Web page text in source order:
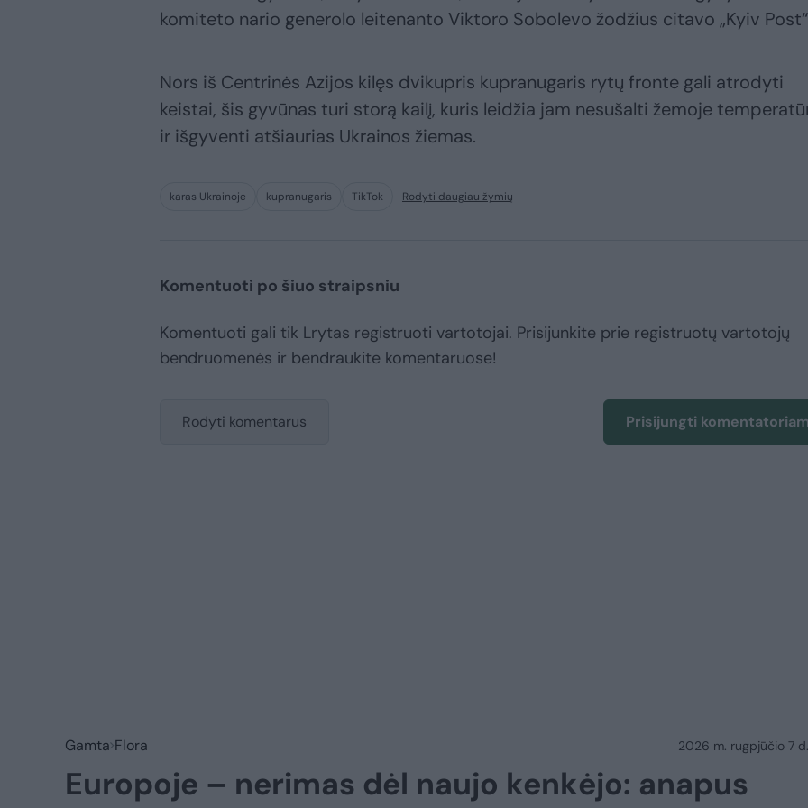
komiteto nario generolo leitenanto Viktoro Sobolevo žodžius citavo „Kyiv
Nors iš Centrinės Azijos kilęs dvikupris kupranugaris rytų fronte gali atrodyti
keistai, šis gyvūnas turi storą kailį, kuris leidžia jam nesušalti žemoje
ir išgyventi atšiaurias Ukrainos žiemas.
karas Ukrainoje kupranugaris TikTok Rodyti daugiau žymių
Komentuoti po šiuo straipsniu
Komentuoti gali tik Lrytas registruoti vartotojai. Prisijunkite prie registruotų vartotojų
bendruomenės ir bendraukite komentaruose!
Rodyti komentarus Prisijungti
Gamta Flora 2026 m. rugpjūčio 7
Europoje – nerimas dėl naujo kenkėjo: anapus